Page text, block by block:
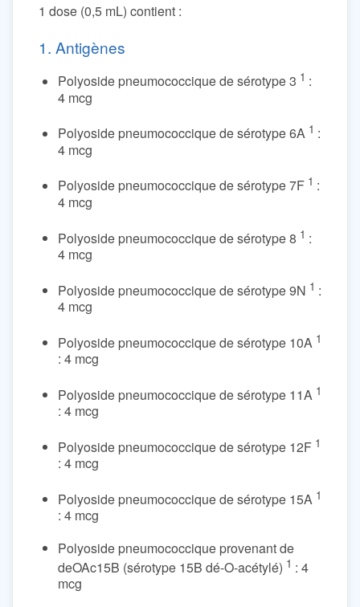
1 dose (0,5 mL) contient :
1. Antigènes
Polyoside pneumococcique de sérotype 3 1 :
4 mcg
Polyoside pneumococcique de sérotype 6A 1 :
4 mcg
Polyoside pneumococcique de sérotype 7F 1 :
4 mcg
Polyoside pneumococcique de sérotype 8 1 :
4 mcg
Polyoside pneumococcique de sérotype 9N 1 :
4 mcg
Polyoside pneumococcique de sérotype 10A 1
: 4 mcg
Polyoside pneumococcique de sérotype 11A 1
: 4 mcg
Polyoside pneumococcique de sérotype 12F 1
: 4 mcg
Polyoside pneumococcique de sérotype 15A 1
: 4 mcg
Polyoside pneumococcique provenant de
deOAc15B (sérotype 15B dé-O-acétylé) 1 : 4
mcg